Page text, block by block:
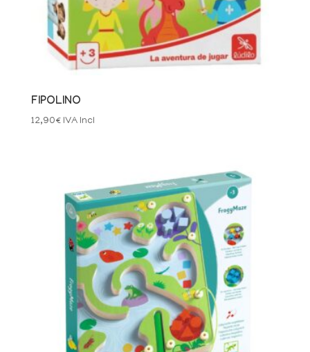
FIPOLINO
12,90€ IVA Incl